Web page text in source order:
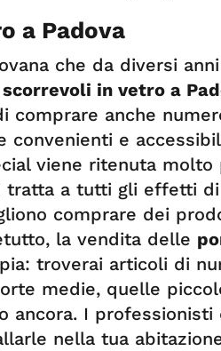
a Padova
che da diversi
in vetro a
comprare anche
convenienti e
viene ritenuta molto
tratta a tutti gli effetti
comprare dei
la vendita delle
troverai articoli di
medie, quelle
ancora. I professionisti
nella tua